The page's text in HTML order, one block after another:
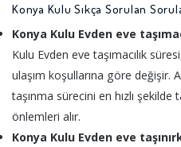
Konya Kulu Sıkça Sorulan
Konya Kulu Evden eve
Kulu Evden eve taşımacılık
ulaşım koşullarına göre değişir.
taşınma sürecini en hızlı
önlemleri alır.
Konya Kulu Evden eve